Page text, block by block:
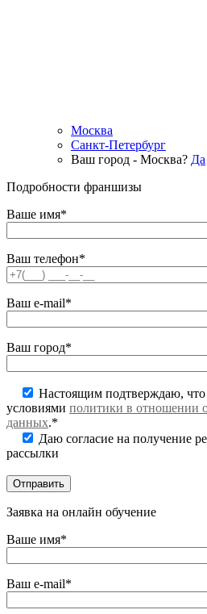
Москва
Санкт-Петербург
Ваш город - Москва? Да
Подробности франшизы
Ваше имя*
Ваш телефон*
Ваш e-mail*
Ваш город*
Настоящим подтверждаю, что
условиями политики в отношении
данных.*
Даю согласие на получение
рассылки
Заявка на онлайн обучение
Ваше имя*
Ваш e-mail*